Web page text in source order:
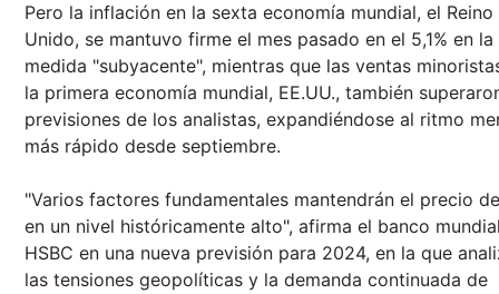
Pero la inflación en la sexta economía mundial, el Reino
Unido, se mantuvo firme el mes pasado en el 5,1% en la
medida "subyacente", mientras que las ventas
la primera economía mundial, EE.UU., también
previsiones de los analistas, expandiéndose al ritmo
más rápido desde septiembre.
"Varios factores fundamentales mantendrán el precio
en un nivel históricamente alto", afirma el banco
HSBC en una nueva previsión para 2024, en la que
las tensiones geopolíticas y la demanda continuada de